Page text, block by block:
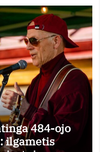
484-ojo
ilgametis